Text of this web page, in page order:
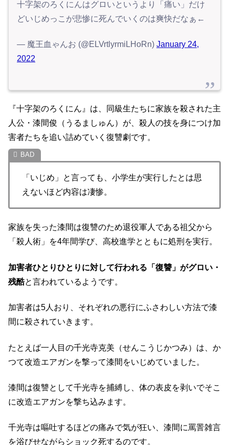
十字架のろくにんはグロいというより「痛い」だけ
どいじめっこが悲惨に死んでいくのは爽快だなぁ←
— 魔王血ゃんお (@ELVrtlyrmiLHoRn) January 24,
2022
『十字架のろくにん』は、同級生たちに家族を殺された主
人公・漆間俊（うるましゅん）が、殺人の技を身につけ加
害者たちを追い詰めていく復讐劇です。
「いじめ」と言っても、小学生が実行したとは思
えないほど内容は凄惨。
家族を失った漆間は復讐のため退役軍人である祖父から
「殺人術」を4年間学び、高校進学とともに処刑を実行。
加害者ひとりひとりに対して行われる「復讐」がグロい・
残酷と言われているようです。
加害者は5人おり、それぞれの悪行にふさわしい方法で漆
間に殺されていきます。
たとえば一人目の千光寺克美（せんこうじかつみ）は、か
つて改造エアガンを撃って漆間をいじめていました。
漆間は復讐として千光寺を捕縛し、体の表皮を剥いでそこ
に改造エアガンを撃ち込みます。
千光寺は嘔吐するほどの痛みで気が狂い、漆間に罵詈雑言
を浴びせながらショック死するのです。